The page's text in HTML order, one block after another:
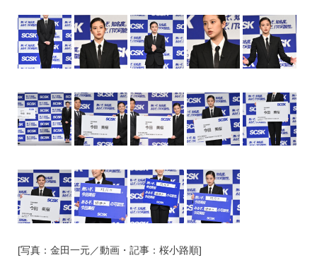
[写真：金田一元／動画・記事：桜小路順]